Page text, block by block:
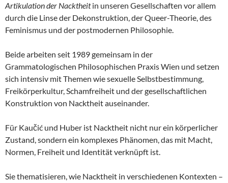
Artikulation der Nacktheitin unseren Gesellschaften vor allem
durch die Linse der Dekonstruktion, der Queer-Theorie, des
Feminismus und der postmodernen Philosophie.
Beide arbeiten seit 1989 gemeinsam in der
Grammatologischen Philosophischen Praxis Wien und setzen
sich intensiv mit Themen wie sexuelle Selbstbestimmung,
Freikörperkultur, Schamfreiheit und der gesellschaftlichen
Konstruktion von Nacktheit auseinander.
Für Kaučić und Huber ist Nacktheit nicht nur ein körperlicher
Zustand, sondern ein komplexes Phänomen, das mit Macht,
Normen, Freiheit und Identität verknüpft ist.
Sie thematisieren, wie Nacktheit in verschiedenen Kontexten –